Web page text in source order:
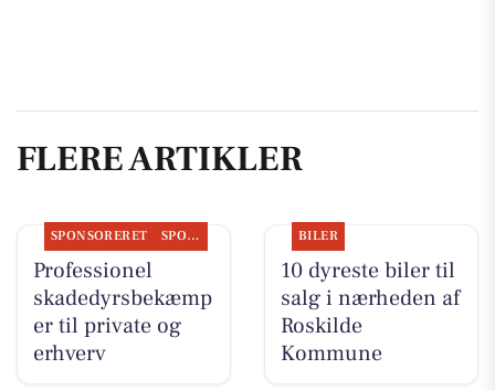
FLERE ARTIKLER
SPONSORERET SPONSORERET INDHOLD
Professionel
skadedyrsbekæmp
er til private og
erhverv
BILER
10 dyreste biler til
salg i nærheden af
Roskilde
Kommune